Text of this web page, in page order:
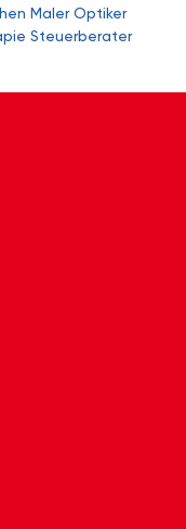
Maler Optiker
Steuerberater